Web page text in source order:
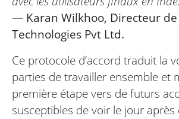
— Karan Wilkhoo, Directeur
Technologies Pvt Ltd.
Ce protocole d’accord traduit la
parties de travailler ensemble et
première étape vers de futurs
susceptibles de voir le jour après